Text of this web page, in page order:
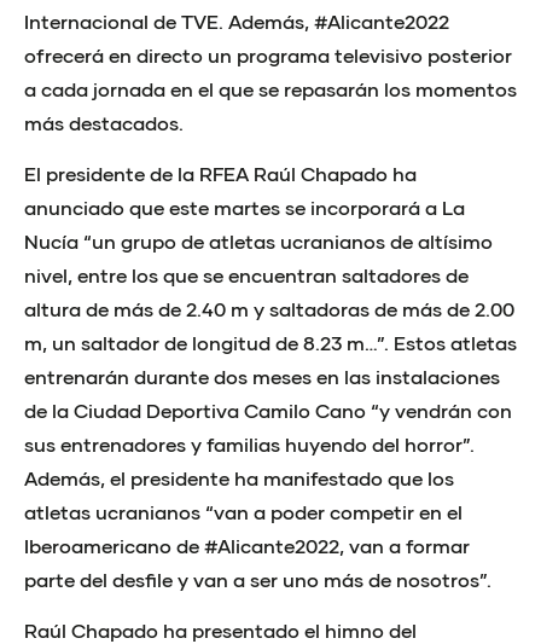
Internacional de TVE. Además, #Alicante2022
ofrecerá en directo un programa televisivo posterior
a cada jornada en el que se repasarán los momentos
más destacados.
El presidente de la RFEA Raúl Chapado ha
anunciado que este martes se incorporará a La
Nucía “un grupo de atletas ucranianos de altísimo
nivel, entre los que se encuentran saltadores de
altura de más de 2.40 m y saltadoras de más de 2.00
m, un saltador de longitud de 8.23 m…”. Estos atletas
entrenarán durante dos meses en las instalaciones
de la Ciudad Deportiva Camilo Cano “y vendrán con
sus entrenadores y familias huyendo del horror”.
Además, el presidente ha manifestado que los
atletas ucranianos “van a poder competir en el
Iberoamericano de #Alicante2022, van a formar
parte del desfile y van a ser uno más de nosotros”.
Raúl Chapado ha presentado el himno del